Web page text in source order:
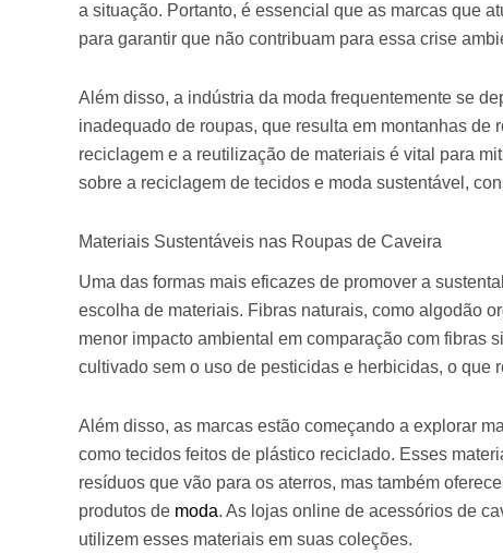
a situação. Portanto, é essencial que as marcas que
para garantir que não contribuam para essa crise
Além disso, a indústria da moda frequentemente se
inadequado de roupas, que resulta em montanhas de
reciclagem e a reutilização de materiais é vital para
sobre a reciclagem de tecidos e moda sustentável,
Materiais Sustentáveis nas Roupas de Caveira
Uma das formas mais eficazes de promover a
escolha de materiais. Fibras naturais, como algodão
menor impacto ambiental em comparação com fibras
cultivado sem o uso de pesticidas e herbicidas, o que
Além disso, as marcas estão começando a explorar
como tecidos feitos de plástico reciclado. Esses
resíduos que vão para os aterros, mas também
produtos de moda. As lojas online de acessórios de
utilizem esses materiais em suas coleções.